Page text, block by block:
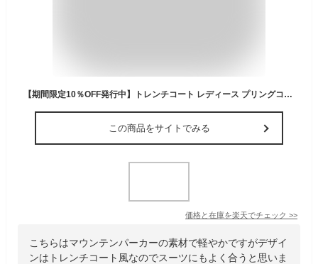
【期間限定10％OFF発行中】トレンチコート レディース プリングコート 秋 冬 通勤 ビジネス オフィス マウンテンパーカー スプリングコート ミリタリー 春コート ジャケット 春秋 ロング丈 モッズコート 入学式 卒業式
この商品をサイトでみる
価格と在庫を楽天でチェック >>
こちらはマウンテンパーカーの素材で軽やかですがデザイ
ンはトレンチコート風なのでスーツにもよく合うと思いま